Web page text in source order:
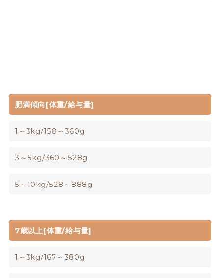
肥満傾向[体重/給与量]
1～3kg/158～360g
3～5kg/360～528g
5～10kg/528～888g
7歳以上[体重/給与量]
1～3kg/167～380g